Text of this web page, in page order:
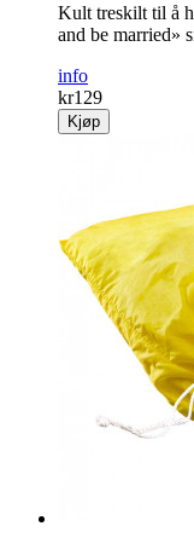
Kult treskilt til å
and be married»
info
kr129
Kjøp